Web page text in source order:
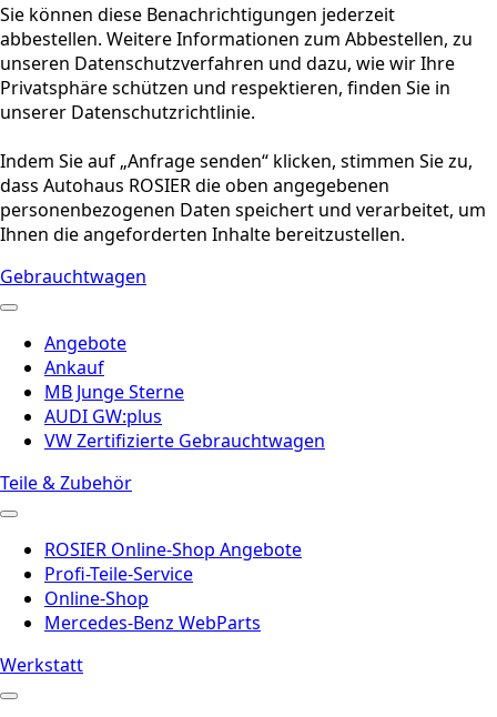
Sie können diese Benachrichtigungen jederzeit
abbestellen. Weitere Informationen zum Abbestellen, zu
unseren Datenschutzverfahren und dazu, wie wir Ihre
Privatsphäre schützen und respektieren, finden Sie in
unserer Datenschutzrichtlinie.
Indem Sie auf „Anfrage senden“ klicken, stimmen Sie zu,
dass Autohaus ROSIER die oben angegebenen
personenbezogenen Daten speichert und verarbeitet, um
Ihnen die angeforderten Inhalte bereitzustellen.
Gebrauchtwagen
Angebote
Ankauf
MB Junge Sterne
AUDI GW:plus
VW Zertifizierte Gebrauchtwagen
Teile & Zubehör
ROSIER Online-Shop Angebote
Profi-Teile-Service
Online-Shop
Mercedes-Benz WebParts
Werkstatt